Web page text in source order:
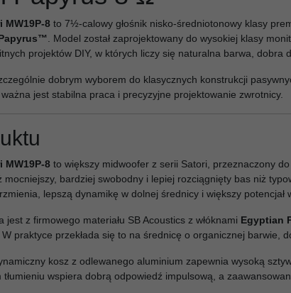
MW19P-8 to 7½-calowy głośnik nisko-średniotonowy klasy
. Model został zaprojektowany do wysokiej klasy
projektów DIY, w których liczy się naturalna barwa, dobra
dobrym wyborem do klasycznych konstrukcji
jest stabilna praca i precyzyjne projektowanie zwrotnicy.
MW19P-8 to większy midwoofer z serii Satori, przeznaczony
mocniejszy, bardziej swobodny i lepiej rozciągnięty bas niż
lepszą dynamikę w dolnej średnicy i większy potencjał
jest z firmowego materiału SB Acoustics z włóknami Egyptian
praktyce przekłada się to na średnicę o organicznej barwie,
kosz z odlewanego aluminium zapewnia wysoką
tłumieniu wspiera dobrą odpowiedź impulsową, a